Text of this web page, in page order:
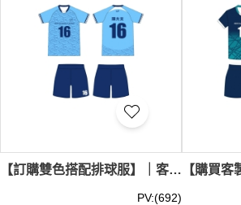
【訂購雙色搭配排球服】｜客製化全身訂製｜上衣繁複線條｜褲腳簡約數字｜高彈性腰圍｜現貨主推｜排球服供應商 SKTAFC045-FCLQF-2504251
PV:(692)